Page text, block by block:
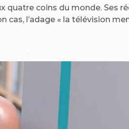
quatre coins du monde. Ses
cas, l’adage « la télévision